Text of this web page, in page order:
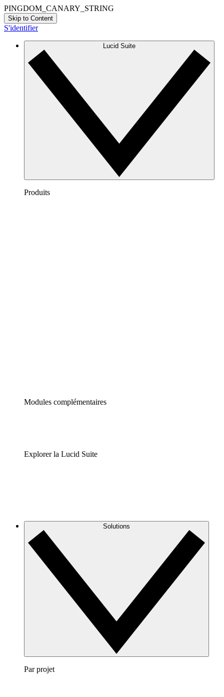
PINGDOM_CANARY_STRING
Skip to Content
S'identifier
Lucid Suite
Produits
Modules complémentaires
Explorer la Lucid Suite
Solutions
Par projet